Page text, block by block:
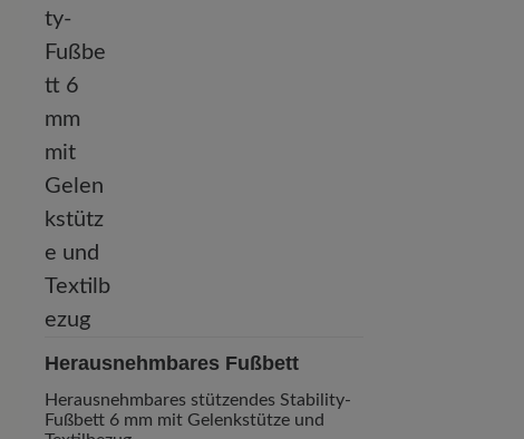
Herausnehmbares Fußbett
Herausnehmbares stützendes Stability-
Fußbett 6 mm mit Gelenkstütze und